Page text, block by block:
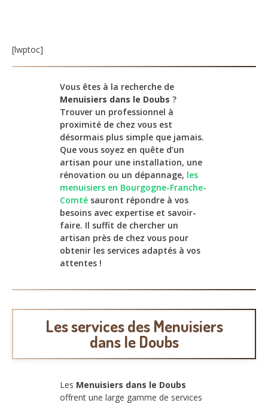
[lwptoc]
Vous êtes à la recherche de
Menuisiers dans le Doubs ?
Trouver un professionnel à
proximité de chez vous est
désormais plus simple que jamais.
Que vous soyez en quête d’un
artisan pour une installation, une
rénovation ou un dépannage, les
menuisiers en Bourgogne-Franche-
Comté sauront répondre à vos
besoins avec expertise et savoir-
faire. Il suffit de chercher un
artisan près de chez vous pour
obtenir les services adaptés à vos
attentes !
Les services des Menuisiers
dans le Doubs
Les Menuisiers dans le Doubs
offrent une large gamme de services